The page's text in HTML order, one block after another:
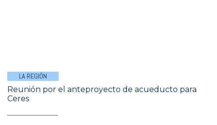
LA REGIÓN
Reunión por el anteproyecto de acueducto para
Ceres